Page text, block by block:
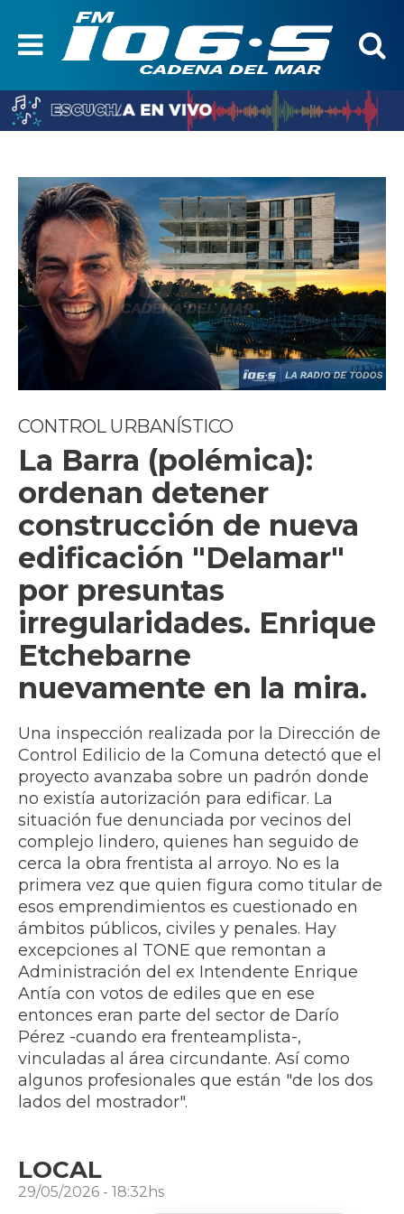
CONTROL URBANÍSTICO
La Barra (polémica):
ordenan detener
construcción de nueva
edificación "Delamar"
por presuntas
irregularidades. Enrique
Etchebarne
nuevamente en la mira.
Una inspección realizada por la Dirección de
Control Edilicio de la Comuna detectó que el
proyecto avanzaba sobre un padrón donde
no existía autorización para edificar. La
situación fue denunciada por vecinos del
complejo lindero, quienes han seguido de
cerca la obra frentista al arroyo. No es la
primera vez que quien figura como titular de
esos emprendimientos es cuestionado en
ámbitos públicos, civiles y penales. Hay
excepciones al TONE que remontan a
Administración del ex Intendente Enrique
Antía con votos de ediles que en ese
entonces eran parte del sector de Darío
Pérez -cuando era frenteamplista-,
vinculadas al área circundante. Así como
algunos profesionales que están "de los dos
lados del mostrador".
LOCAL
29/05/2026 - 18:32hs